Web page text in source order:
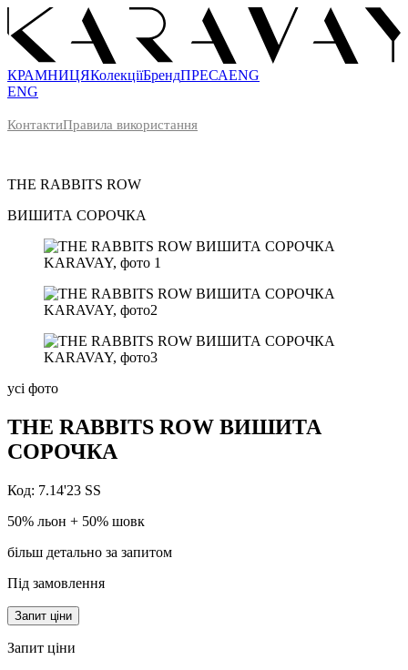
КРАМНИЦЯКолекціїБрендПРЕСАENG
ENG
КонтактиПравила використання
THE RABBITS ROW
ВИШИТА СОРОЧКА
усі фото
THE RABBITS ROW ВИШИТА
СОРОЧКА
Код: 7.14'23 SS
50% льон + 50% шовк
більш детально за запитом
Під замовлення
Запит ціни
Запит ціни